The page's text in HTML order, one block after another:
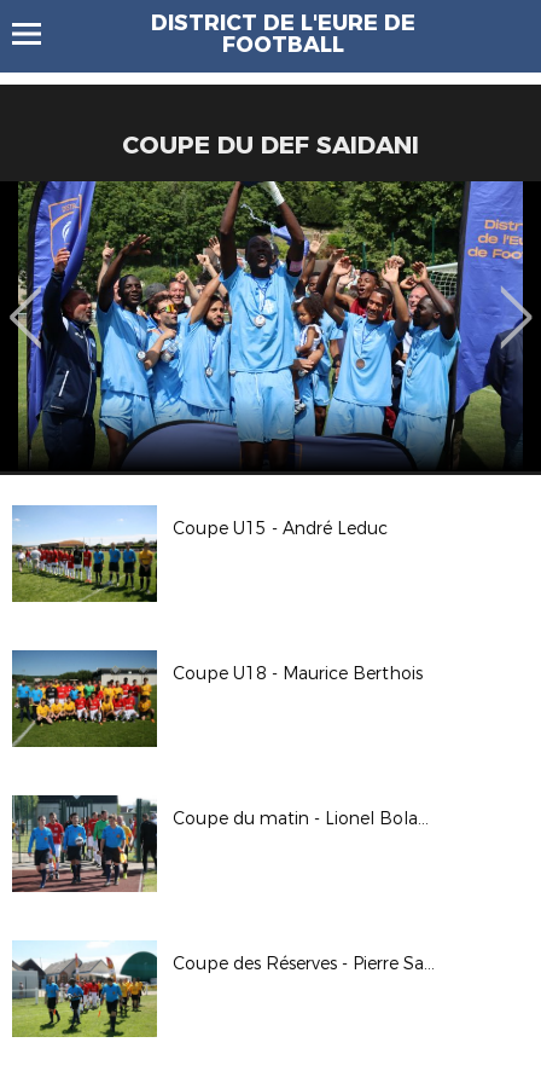
DISTRICT DE L'EURE DE
FOOTBALL
COUPE DU DEF SAIDANI
Coupe U15 - André Leduc
Coupe U18 - Maurice Berthois
Coupe du matin - Lionel Boland
Coupe des Réserves - Pierre Saïdani